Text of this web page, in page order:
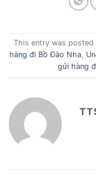
This entry was posted
hàng đi Bồ Đào Nha,
gửi hàng